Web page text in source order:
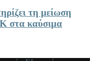
τη μείωση
στα καύσιμα